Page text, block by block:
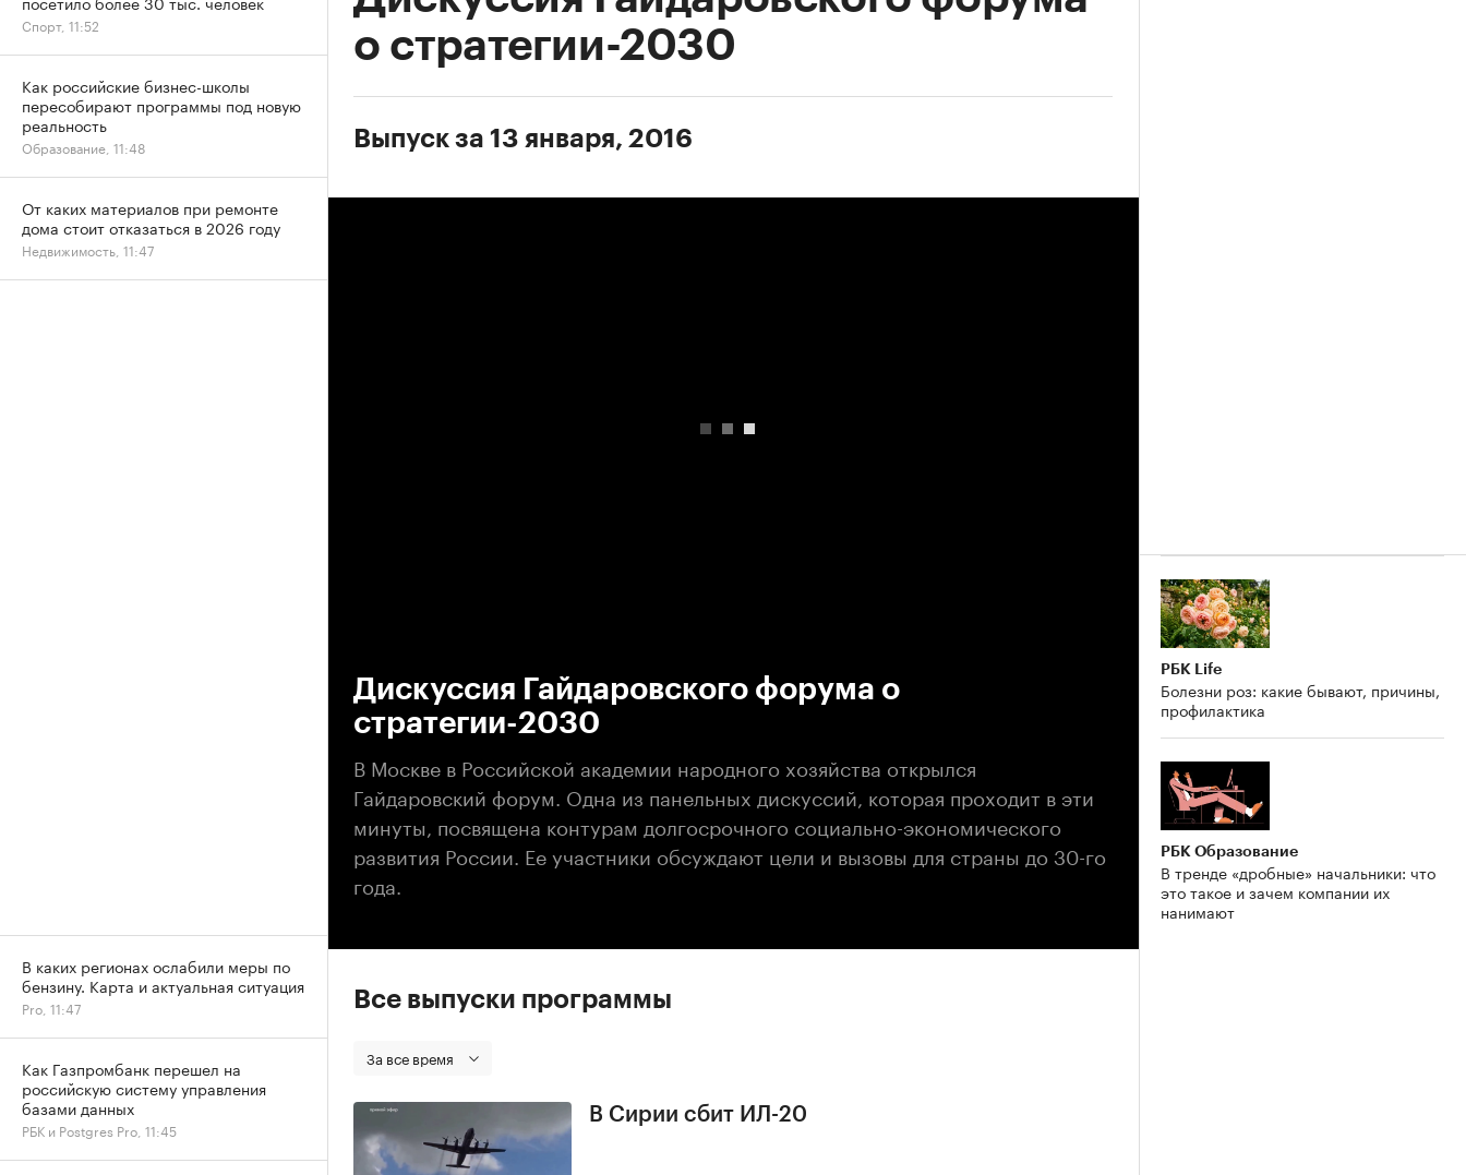
о стратегии-2030
Выпуск за 13 января, 2016
Дискуссия Гайдаровского форума о
стратегии-2030
В Москве в Российской академии народного хозяйства открылся
Гайдаровский форум. Одна из панельных дискуссий, которая проходит в эти
минуты, посвящена контурам долгосрочного социально-экономического
развития России. Ее участники обсуждают цели и вызовы для страны до 30-го
года.
Все выпуски программы
За все время
В Сирии сбит ИЛ-20
РБК Life
Болезни роз: какие бывают, причины,
профилактика
РБК Образование
В тренде «дробные» начальники: что
это такое и зачем компании их
нанимают
Спорт, 11:52
Как российские бизнес-школы
пересобирают программы под новую
реальность
Образование, 11:48
От каких материалов при ремонте
дома стоит отказаться в 2026 году
Недвижимость, 11:47
В каких регионах ослабили меры по
бензину. Карта и актуальная ситуация
Pro, 11:47
Как Газпромбанк перешел на
российскую систему управления
базами данных
РБК и Postgres Pro, 11:45